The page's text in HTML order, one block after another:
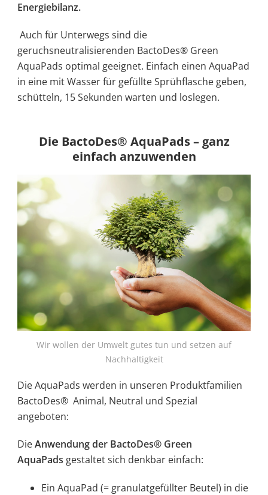
Energiebilanz.
Auch für Unterwegs sind die
geruchsneutralisierenden BactoDes® Green
AquaPads optimal geeignet. Einfach einen AquaPad
in eine mit Wasser für gefüllte Sprühflasche geben,
schütteln, 15 Sekunden warten und loslegen.
Die BactoDes® AquaPads – ganz
einfach anzuwenden
Wir wollen der Umwelt gutes tun und setzen auf
Nachhaltigkeit
Die AquaPads werden in unseren Produktfamilien
BactoDes® Animal, Neutral und Spezial
angeboten:
DieAnwendungder BactoDes® Green
AquaPads gestaltet sich denkbar einfach:
Ein AquaPad (= granulatgefüllter Beutel) in die